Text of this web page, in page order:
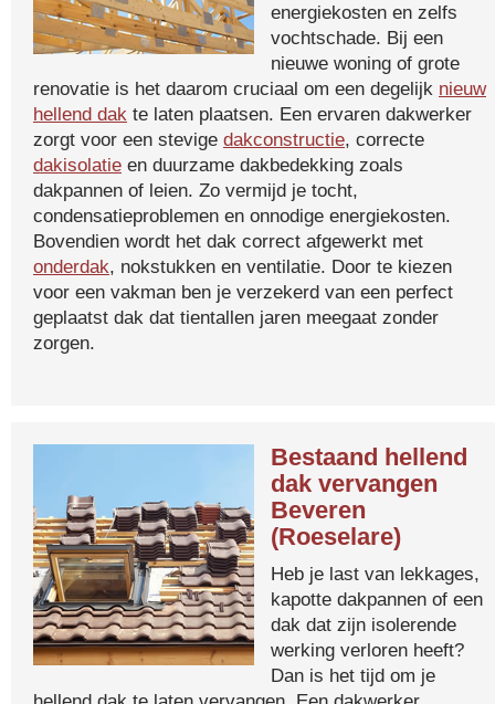
energiekosten en zelfs
vochtschade. Bij een
nieuwe woning of grote
renovatie is het daarom cruciaal om een degelijk nieuw
hellend dak te laten plaatsen. Een ervaren dakwerker
zorgt voor een stevige dakconstructie, correcte
dakisolatie en duurzame dakbedekking zoals
dakpannen of leien. Zo vermijd je tocht,
condensatieproblemen en onnodige energiekosten.
Bovendien wordt het dak correct afgewerkt met
onderdak, nokstukken en ventilatie. Door te kiezen
voor een vakman ben je verzekerd van een perfect
geplaatst dak dat tientallen jaren meegaat zonder
zorgen.
Bestaand hellend
dak vervangen
Beveren
(Roeselare)
Heb je last van lekkages,
kapotte dakpannen of een
dak dat zijn isolerende
werking verloren heeft?
Dan is het tijd om je